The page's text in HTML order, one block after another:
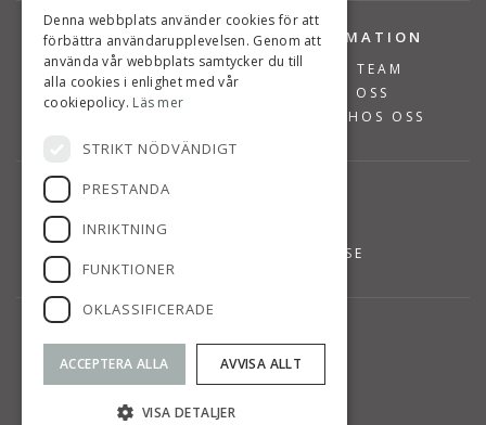
TJÄNSTER
BOSTÄDER TILL SALU
SÄLJA BOSTAD
VÄRDERA BOSTAD
INFORMATION
VÅRT TEAM
OM OSS
JOBBA HOS OSS
INFO@SUSANNEPERSSON.SE
SVÄRDVÄGEN 7
DANDERYD
KARTA
Denna webbplats använder cookies för att
förbättra användarupplevelsen. Genom att
använda vår webbplats samtycker du till
alla cookies i enlighet med vår
cookiepolicy. Läs mer
STRIKT NÖDVÄNDIGT
PRESTANDA
INRIKTNING
FUNKTIONER
OKLASSIFICERADE
ACCEPTERA ALLA AVVISA ALLT
VISA DETALJER